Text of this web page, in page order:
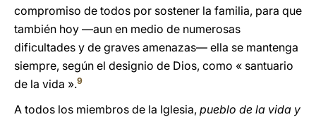
compromiso de todos por sostener la familia, para que
también hoy —aun en medio de numerosas
dificultades y de graves amenazas— ella se mantenga
siempre, según el designio de Dios, como « santuario
de la vida ».9
A todos los miembros de la Iglesia, pueblo de la vida y